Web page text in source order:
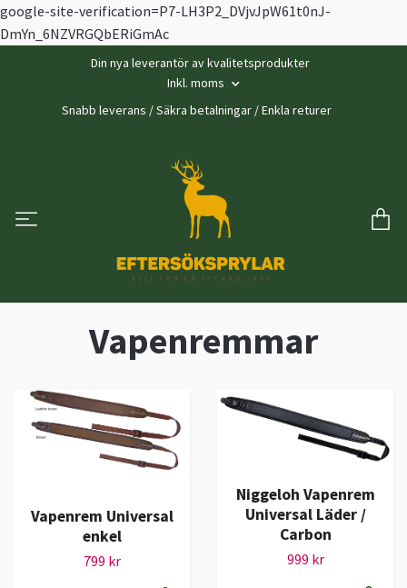
google-site-verification=P7-LH3P2_DVjvJpW61t0nJ-
DmYn_6NZVRGQbERiGmAc
Din nya leverantör av kvalitetsprodukter
Inkl. moms
Snabb leverans / Säkra betalningar / Enkla returer
Vapenremmar
Vapenrem Universal
enkel
799 kr
Niggeloh Vapenrem
Universal Läder /
Carbon
999 kr